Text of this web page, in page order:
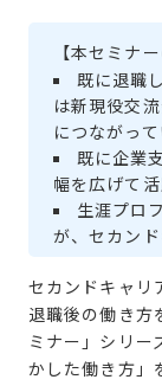
【本セミナ
既に退職
は新現役交
につながっ
既に企業
幅を広げて
生涯プロ
が、セカン
セカンドキャリ
退職後の働き方
ミナー」シリー
かした働き方」